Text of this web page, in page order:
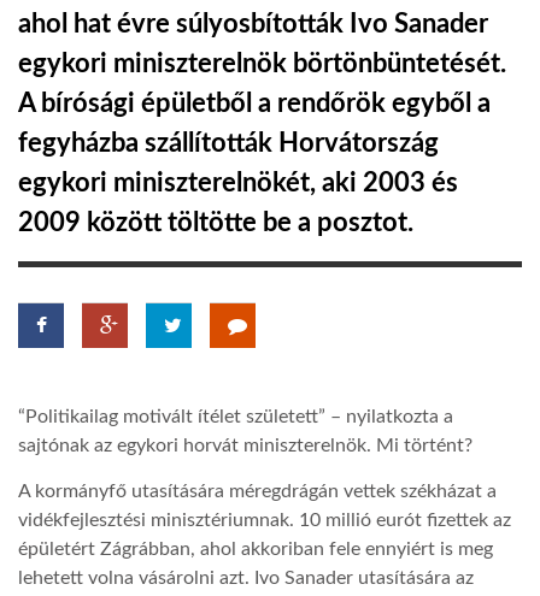
GLOBOTV BP
HÍR3D
TROPICALMAGAZIN
LINKTR.EE
ahol hat évre súlyosbították Ivo Sanader
egykori miniszterelnök börtönbüntetését.
A bírósági épületből a rendőrök egyből a
fegyházba szállították Horvátország
egykori miniszterelnökét, aki 2003 és
2009 között töltötte be a posztot.
“Politikailag motivált ítélet született” – nyilatkozta a
sajtónak az egykori horvát miniszterelnök. Mi történt?
A kormányfő utasítására méregdrágán vettek székházat a
vidékfejlesztési minisztériumnak. 10 millió eurót fizettek az
épületért Zágrábban, ahol akkoriban fele ennyiért is meg
lehetett volna vásárolni azt. Ivo Sanader utasítására az